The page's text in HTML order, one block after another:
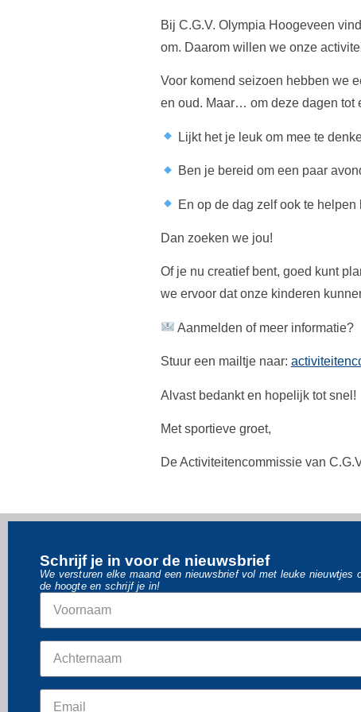
Bij C.G.V. Olympia Hoogeveen
om. Daarom willen we onze
Voor komend seizoen hebben we
en oud. Maar… om deze dagen tot
Lijkt het je leuk om mee te
Ben je bereid om een paar
En op de dag zelf ook te
Dan zoeken we jou!
Of je nu creatief bent, goed kunt
we ervoor dat onze kinderen
Aanmelden of meer informatie?
Stuur een mailtje naar:
Alvast bedankt en hopelijk tot snel!
Met sportieve groet,
De Activiteitencommissie van
Schrijf je in voor de nieuwsbrief
We versturen elke maand een nieuwsbrief vol met leuke nieuwtjes
de hoogte en schrijf je in!